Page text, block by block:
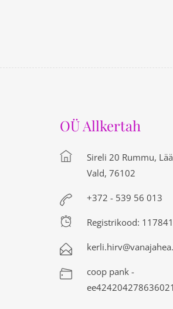
OÜ Allkertah
Sireli 20 Rummu,
Vald, 76102
+372 - 539 56 013
Registrikood:
coop pank -